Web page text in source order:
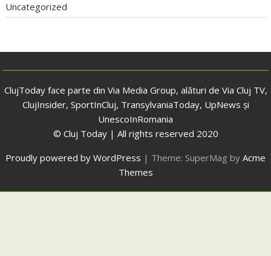
Uncategorized
ClujToday face parte din Via Media Group, alături de Via Cluj TV,
ClujInsider, SportInCluj, TransylvaniaToday, UpNews și
UnescoInRomania
© Cluj Today | All rights reserved 2020
Proudly powered by WordPress | Theme: SuperMag by Acme
Themes